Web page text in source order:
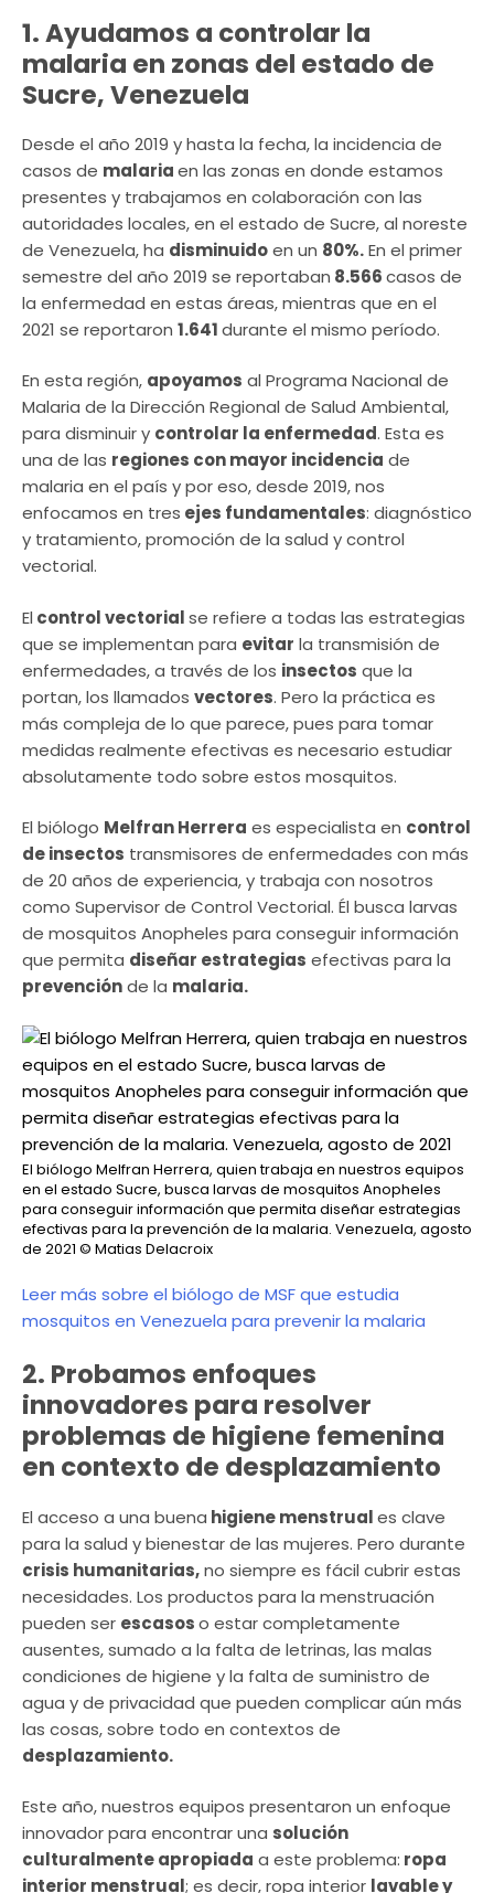
1. Ayudamos a controlar la
malaria en zonas del estado de
Sucre, Venezuela
Desde el año 2019 y hasta la fecha, la incidencia de
casos de malariaen las zonas en donde estamos
presentes y trabajamos en colaboración con las
autoridades locales, en el estado de Sucre, al noreste
de Venezuela, ha disminuidoen un 80%.En el primer
semestre del año 2019 se reportaban 8.566casos de
la enfermedad en estas áreas, mientras que en el
2021 se reportaron 1.641durante el mismo período.
En esta región, apoyamos al Programa Nacional de
Malaria de la Dirección Regional de Salud Ambiental,
para disminuir y controlar la enfermedad. Esta es
una de las regiones con mayor incidencia de
malaria en el país y por eso, desde 2019, nos
enfocamos en tres ejes fundamentales: diagnóstico
y tratamiento, promoción de la salud y control
vectorial.
El control vectorialse refiere a todas las estrategias
que se implementan para evitar la transmisión de
enfermedades, a través de los insectos que la
portan, los llamados vectores. Pero la práctica es
más compleja de lo que parece, pues para tomar
medidas realmente efectivas es necesario estudiar
absolutamente todo sobre estos mosquitos.
El biólogo Melfran Herrera es especialista en control
de insectos transmisores de enfermedades con más
de 20 años de experiencia, y trabaja con nosotros
como Supervisor de Control Vectorial. Él busca larvas
de mosquitos Anopheles para conseguir información
que permita diseñar estrategias efectivas para la
prevenciónde la malaria.
El biólogo Melfran Herrera, quien trabaja en nuestros equipos
en el estado Sucre, busca larvas de mosquitos Anopheles
para conseguir información que permita diseñar estrategias
efectivas para la prevención de la malaria. Venezuela, agosto
de 2021 © Matias Delacroix
Leer más sobre el biólogo de MSF que estudia
mosquitos en Venezuela para prevenir la malaria
2. Probamos enfoques
innovadores para resolver
problemas de higiene femenina
en contexto de desplazamiento
El acceso a una buena higiene menstruales clave
para la salud y bienestar de las mujeres. Pero durante
crisis humanitarias,no siempre es fácil cubrir estas
necesidades. Los productos para la menstruación
pueden ser escasoso estar completamente
ausentes, sumado a la falta de letrinas, las malas
condiciones de higiene y la falta de suministro de
agua y de privacidad que pueden complicar aún más
las cosas, sobre todo en contextos de
desplazamiento.
Este año, nuestros equipos presentaron un enfoque
innovador para encontrar una solución
culturalmente apropiada a este problema: ropa
interior menstrual; es decir, ropa interior lavable y